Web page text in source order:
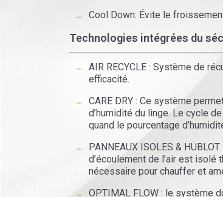
Cool Down: Évite le
Technologies intégrées du
AIR RECYCLE : Système de
efficacité.
CARE DRY : Ce système
d’humidité du linge. Le cycle
quand le pourcentage
PANNEAUX ISOLES &
d’écoulement de l’air est isolé
nécessaire pour chauffer et
OPTIMAL FLOW : le système